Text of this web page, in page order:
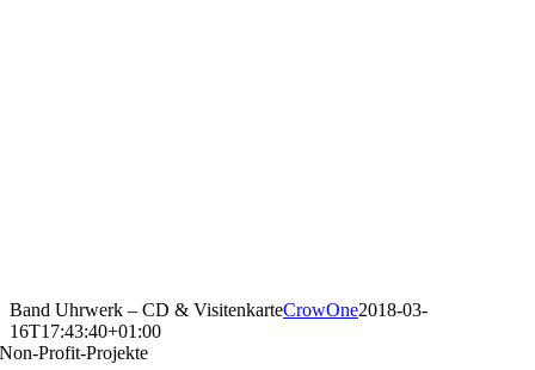
Band Uhrwerk – CD & VisitenkarteCrowOne2018-03-
16T17:43:40+01:00
Non-Profit-Projekte